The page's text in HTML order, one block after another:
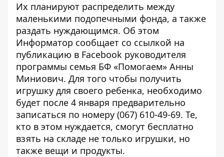
Их планируют распределить между
маленькими подопечными фонда, а также
раздать нуждающимся. Об этом
Информатор сообщает со ссылкой на
публикацию в Facebook руководителя
программы семья БФ «Помогаем» Анны
Миниович. Для того чтобы получить
игрушку для своего ребенка, необходимо
будет после 4 января предварительно
записаться по номеру (067) 610-49-69. Те,
кто в этом нуждается, смогут бесплатно
взять на складе не только игрушки, но
также вещи и продукты.